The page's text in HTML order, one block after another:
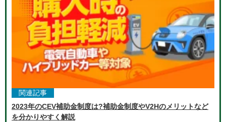
関連記事
2023年のCEV補助金制度は?補助金制度やV2Hのメリットなど
を分かりやすく解説